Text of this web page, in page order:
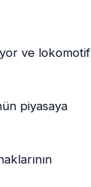
ve lokomotif
piyasaya